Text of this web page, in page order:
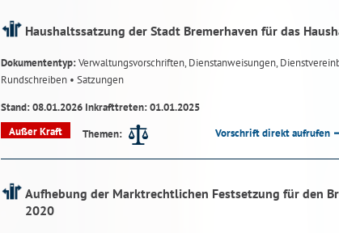
Haushaltssatzung der Stadt Bremerhaven für das
Dokumententyp:Verwaltungsvorschriften, Dienstanweisungen,
Rundschreiben • Satzungen
Stand: 08.01.2026 Inkrafttreten: 01.01.2025
Außer Kraft
Themen: Vorschrift direkt aufrufen
Aufhebung der Marktrechtlichen Festsetzung für den
2020